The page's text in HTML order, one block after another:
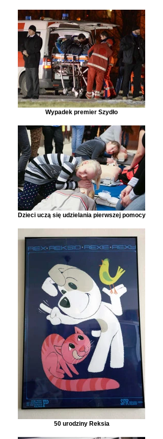
Wypadek premier Szydło
Dzieci uczą się udzielania pierwszej pomocy
50 urodziny Reksia